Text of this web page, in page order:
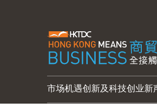
市场机遇创新及科技创业新